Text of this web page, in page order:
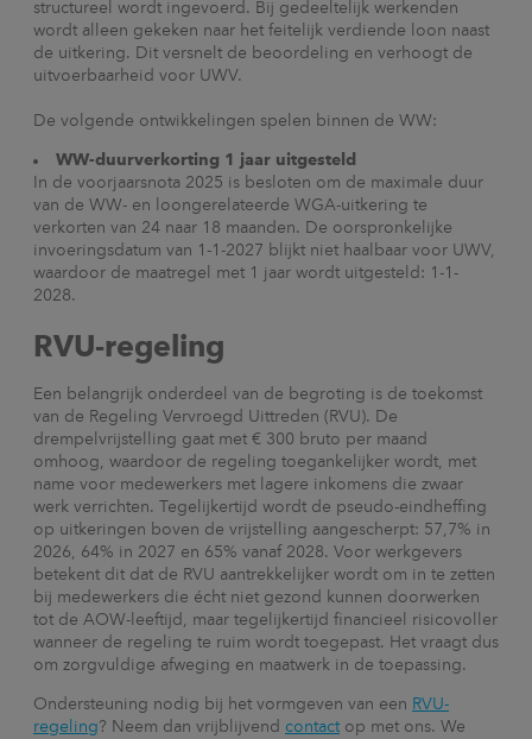
structureel wordt ingevoerd. Bij gedeeltelijk werkenden
wordt alleen gekeken naar het feitelijk verdiende loon naast
de uitkering. Dit versnelt de beoordeling en verhoogt de
uitvoerbaarheid voor UWV.
De volgende ontwikkelingen spelen binnen de WW:
WW-duurverkorting 1 jaar uitgesteld
In de voorjaarsnota 2025 is besloten om de maximale duur
van de WW- en loongerelateerde WGA-uitkering te
verkorten van 24 naar 18 maanden. De oorspronkelijke
invoeringsdatum van 1-1-2027 blijkt niet haalbaar voor UWV,
waardoor de maatregel met 1 jaar wordt uitgesteld: 1-1-
2028.
RVU-regeling
Een belangrijk onderdeel van de begroting is de toekomst
van de Regeling Vervroegd Uittreden (RVU). De
drempelvrijstelling gaat met € 300 bruto per maand
omhoog, waardoor de regeling toegankelijker wordt, met
name voor medewerkers met lagere inkomens die zwaar
werk verrichten. Tegelijkertijd wordt de pseudo-eindheffing
op uitkeringen boven de vrijstelling aangescherpt: 57,7% in
2026, 64% in 2027 en 65% vanaf 2028. Voor werkgevers
betekent dit dat de RVU aantrekkelijker wordt om in te zetten
bij medewerkers die écht niet gezond kunnen doorwerken
tot de AOW-leeftijd, maar tegelijkertijd financieel risicovoller
wanneer de regeling te ruim wordt toegepast. Het vraagt dus
om zorgvuldige afweging en maatwerk in de toepassing.
Ondersteuning nodig bij het vormgeven van een RVU-
regeling? Neem dan vrijblijvend contactop met ons. We